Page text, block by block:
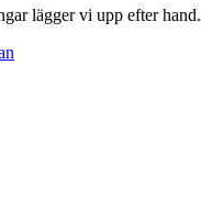
lägger vi upp efter hand.